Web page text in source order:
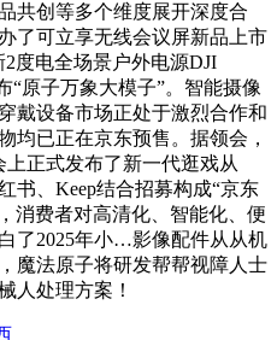
创等多个维度展开深度合
了可立享无线会议屏新品上市
度电全场景户外电源DJI
“原子万象大模子”。智能摄像
戴设备市场正处于激烈合作和
均已正在京东预售。据领会，
正式发布了新一代逛戏从
书、Keep结合招募构成“京东
消费者对高清化、智能化、便
了2025年小…影像配件从从机
魔法原子将研发帮帮视障人士
人处理方案！